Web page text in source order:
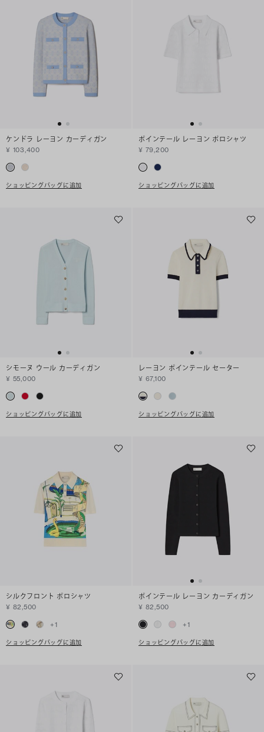
ケンドラ レーヨン カーディガン
¥ 103,400
ショッピングバッグに追加
ポインテール レーヨン ポロシャツ
¥ 79,200
ショッピングバッグに追加
シモーヌ ウール カーディガン
¥ 55,000
ショッピングバッグに追加
レーヨン ポインテール セーター
¥ 67,100
ショッピングバッグに追加
シルクフロント ポロシャツ
¥ 82,500
+1
ショッピングバッグに追加
ポインテール レーヨン カーディガン
¥ 82,500
+1
ショッピングバッグに追加